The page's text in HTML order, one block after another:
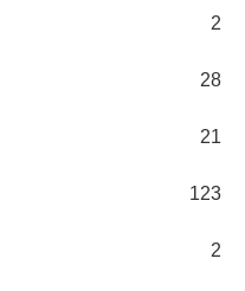
2
28
21
123
2